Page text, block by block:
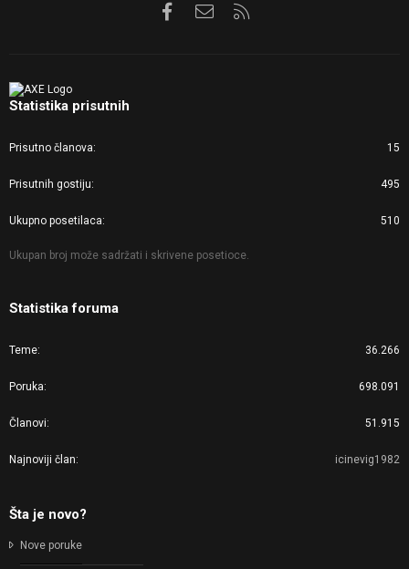
FacebookKontaktirajte nas
Statistika prisutnih
Prisutno članova 15
Prisutnih gostiju 495
Ukupno posetilaca 510
Ukupan broj može sadržati i skrivene posetioce.
Statistika foruma
Teme 36.266
Poruka 698.091
Članovi 51.915
Najnoviji član icinevig1982
Šta je novo?
Nove poruke